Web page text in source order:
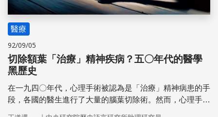
醫療
92/09/05
切除額葉「治療」精神疾病？五〇年代的醫學
黑歷史
在一九四〇年代，心理手術被認為是「治療」精神病患的手
段，各國的醫生進行了大量的腦葉切除術。然而，心理手術